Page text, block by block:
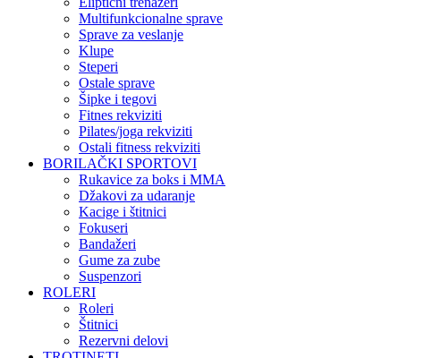
Multifunkcionalne sprave
Sprave za veslanje
Klupe
Steperi
Ostale sprave
Šipke i tegovi
Fitnes rekviziti
Pilates/joga rekviziti
Ostali fitness rekviziti
BORILAČKI SPORTOVI
Rukavice za boks i MMA
Džakovi za udaranje
Kacige i štitnici
Fokuseri
Bandažeri
Gume za zube
Suspenzori
ROLERI
Roleri
Štitnici
Rezervni delovi